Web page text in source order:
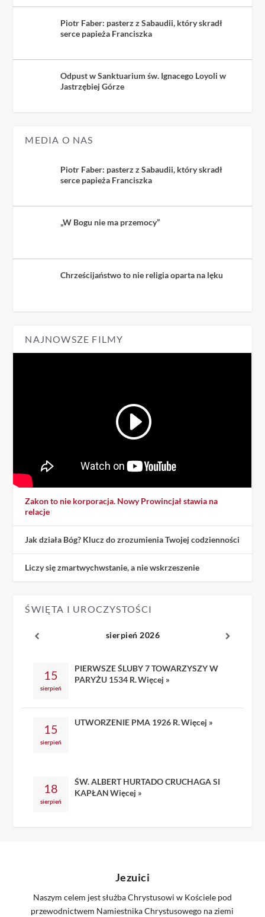
Piotr Faber: pasterz z Sabaudii, który skradł
serce papieża Franciszka
Odpust w Sanktuarium św. Ignacego Loyoli w
Jastrzębiej Górze
MEDIA O NAS
Piotr Faber: pasterz z Sabaudii, który skradł
serce papieża Franciszka
„W Bogu nie ma przemocy”
Chrześcijaństwo to nie religia oparta na lęku
NAJNOWSZE FILMY
Zakon to nie korporacja. Nowy Prowincjał stawia na
relacje
Jak działa Bóg? Klucz do zrozumienia Twojej codzienności
Liczy się zmartwychwstanie, a nie wskrzeszenie
ŚWIĘTA I UROCZYSTOŚCI
sierpień 2026
15
sierpień
PIERWSZE ŚLUBY 7 TOWARZYSZY W
PARYŻU 1534 R.Więcej »
15
sierpień
UTWORZENIE PMA 1926 R.Więcej »
18
sierpień
ŚW. ALBERT HURTADO CRUCHAGA SI
KAPŁAN Więcej »
Jezuici
Naszym celem jest służba Chrystusowi w Kościele pod
przewodnictwem Namiestnika Chrystusowego na ziemi